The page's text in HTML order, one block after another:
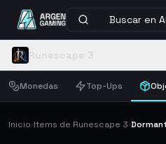
Buscar en
Monedas Top-Ups
Inicio›Items de Runescape 3›